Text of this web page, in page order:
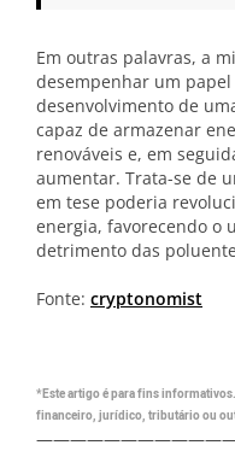
Em outras palavras, a
desempenhar um
desenvolvimento de
capaz de armazenar
renováveis e, em
aumentar. Trata-se de
em tese poderia
energia, favorecendo o
detrimento das
Fonte: cryptonomist
*Este artigo é para fins
financeiro, jurídico, tributário ou